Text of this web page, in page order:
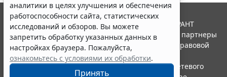
аналитики в целях улучшения и обеспечения
работоспособности сайта, статистических
исследований и обзоров. Вы можете
запретить обработку указанных данных в
настройках браузера. Пожалуйста,
ознакомьтесь с условиями их обработки.
Принять
© ООО "НПП "ГАРАНТ-СЕРВИС", 2026. Система ГАРАНТ
выпускается с 1990 года. Компания "Гарант" и ее партнеры
являются участниками Российской ассоциации правовой
информации ГАРАНТ.
Портал ГАРАНТ.РУ зарегистрирован в качестве сетевого